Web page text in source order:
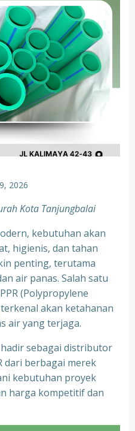
2026
Kota Tanjungbalai
kebutuhan akan
higienis, dan tahan
penting, terutama
air panas. Salah satu
(Polypropylene
akan ketahanan
air yang terjaga.
sebagai distributor
dari berbagai merek
kebutuhan proyek
harga kompetitif dan